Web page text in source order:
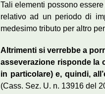
Tali elementi possono
relativo ad un periodo di
medesimo tributo per altro
Altrimenti si verrebbe a
asseverazione risponde la
in particolare) e, quindi,
(Cass. Sez. U. n. 13916 del